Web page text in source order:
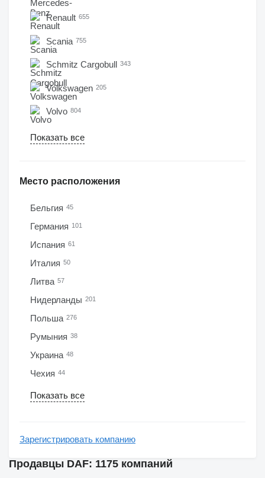
Renault 655
Scania 755
Schmitz Cargobull 343
Volkswagen 205
Volvo 804
Показать все
Место расположения
Бельгия 45
Германия 101
Испания 61
Италия 50
Литва 57
Нидерланды 201
Польша 276
Румыния 38
Украина 48
Чехия 44
Показать все
Зарегистрировать компанию
Продавцы DAF: 1175 компаний